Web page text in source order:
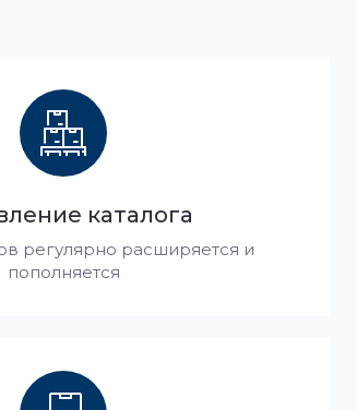
каталога
регулярно расширяется и
пополняется